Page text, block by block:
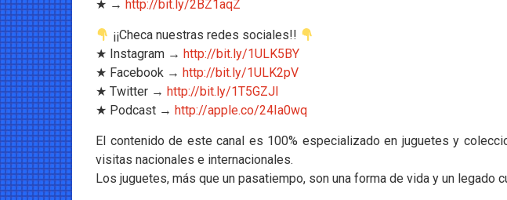
★ → http://bit.ly/2BZ1aqZ
¡¡Checa nuestras redes sociales!!
★ Instagram → http://bit.ly/1ULK5BY
★ Facebook → http://bit.ly/1ULK2pV
★ Twitter → http://bit.ly/1T5GZJl
★ Podcast → http://apple.co/24Ia0wq
El contenido de este canal es 100% especializado en juguetes y
visitas nacionales e internacionales.
Los juguetes, más que un pasatiempo, son una forma de vida y un legado